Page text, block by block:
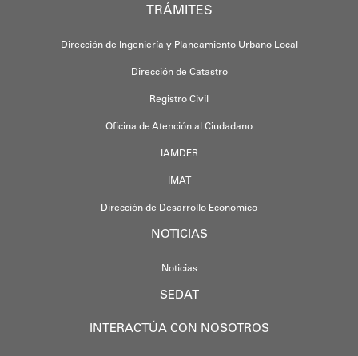
TRÁMITES
Dirección de Ingeniería y Planeamiento Urbano Local
Dirección de Catastro
Registro Civil
Oficina de Atención al Ciudadano
IAMDER
IMAT
Dirección de Desarrollo Económico
NOTICIAS
Noticias
SEDAT
INTERACTÚA CON NOSOTROS